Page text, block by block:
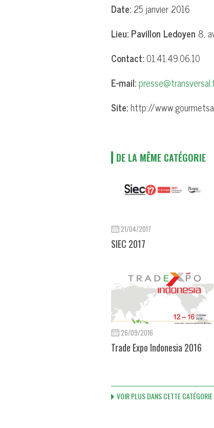
Date: 25 janvier 2016
Lieu: Pavillon Ledoyen 8,
Contact:01.41.49.06.10
E-mail:
Site:http://
DE LA MÊME CATÉGORIE
21/04/2017
SIEC 2017
26/09/2016
Trade Expo Indonesia 2016
VOIR PLUS DANS CETTE CATÉGORIE